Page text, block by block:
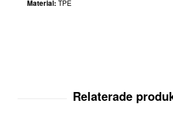
Material: TPE